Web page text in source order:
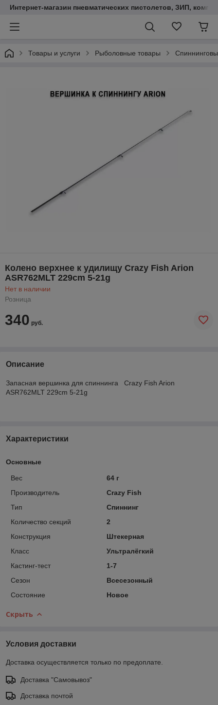
Интернет-магазин пневматических пистолетов, ЗИП,
Товары и услуги Рыболовные товары
Колено верхнее к удилищу Crazy Fish Arion
ASR762MLT 229cm 5-21g
Нет в наличии
Розница
340 руб.
Описание
Запасная вершинка для спиннинга Crazy Fish Arion
ASR762MLT 229cm 5-21g
Характеристики
Основные
Вес
64 г
Производитель
Crazy Fish
Тип
Спиннинг
Количество секций
2
Конструкция
Штекерная
Класс
Ультралёгкий
Кастинг-тест
1-7
Сезон
Всесезонный
Состояние
Новое
Скрыть
Условия доставки
Доставка осуществляется только по предоплате.
Доставка "Самовывоз"
Доставка почтой